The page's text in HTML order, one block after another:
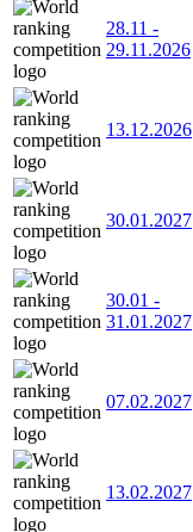
28.11 -
29.11.2026
13.12.2026
30.01.2027
30.01 -
31.01.2027
07.02.2027
13.02.2027